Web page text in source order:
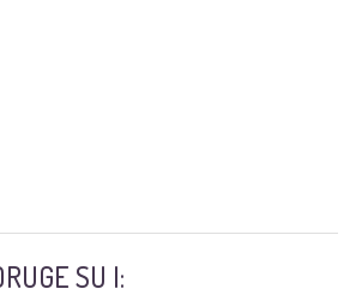
SU I: